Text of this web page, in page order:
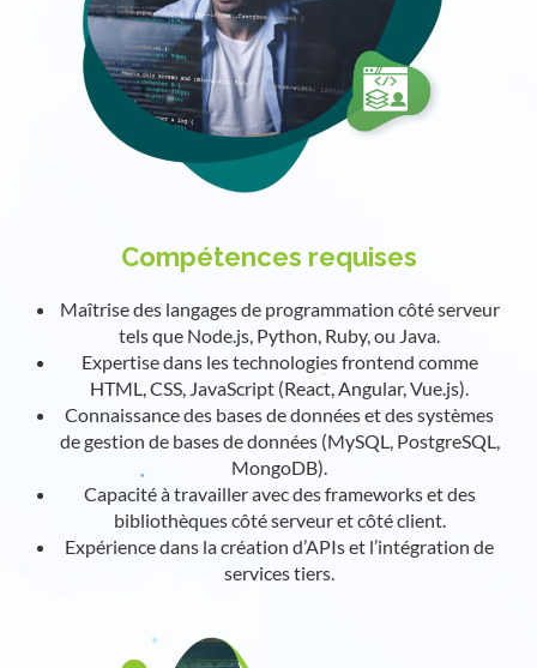
Compétences requises
Maîtrise des langages de programmation côté serveur
tels que Node.js, Python, Ruby, ou Java.
Expertise dans les technologies frontend comme
HTML, CSS, JavaScript (React, Angular, Vue.js).
Connaissance des bases de données et des systèmes
de gestion de bases de données (MySQL, PostgreSQL,
MongoDB).
Capacité à travailler avec des frameworks et des
bibliothèques côté serveur et côté client.
Expérience dans la création d’APIs et l’intégration de
services tiers.